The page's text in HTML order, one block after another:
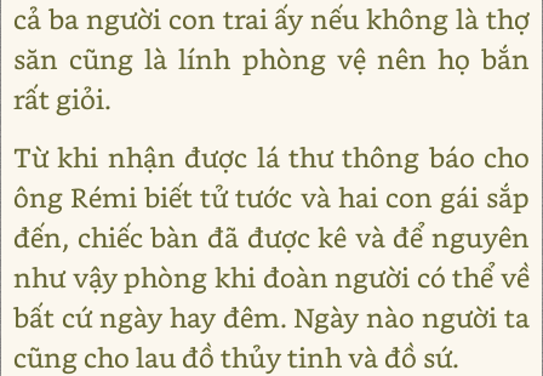
cả ba người con trai ấy nếu không là thợ
săn cũng là lính phòng vệ nên họ bắn
rất giỏi.
Từ khi nhận được lá thư thông báo cho
ông Rémi biết tử tước và hai con gái sắp
đến, chiếc bàn đã được kê và để nguyên
như vậy phòng khi đoàn người có thể về
bất cứ ngày hay đêm. Ngày nào người ta
cũng cho lau đồ thủy tinh và đồ sứ.